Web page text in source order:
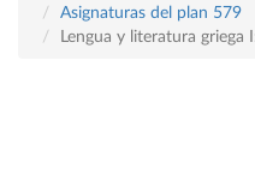
Asignaturas del plan 579
Lengua y literatura griega